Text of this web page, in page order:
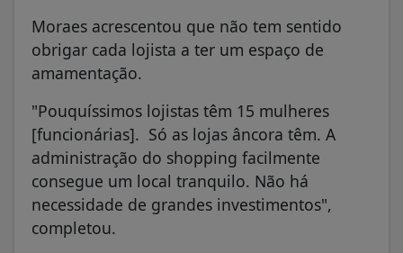
Moraes acrescentou que não tem sentido
obrigar cada lojista a ter um espaço de
amamentação.
"Pouquíssimos lojistas têm 15 mulheres
[funcionárias]. Só as lojas âncora têm. A
administração do shopping facilmente
consegue um local tranquilo. Não há
necessidade de grandes investimentos",
completou.